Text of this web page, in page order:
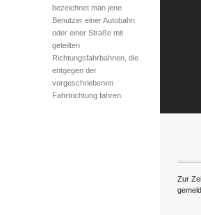
bezeichnet man jene
Benutzer einer Autobahn
oder einer Straße mit
geteilten
Richtungsfahrbahnen, die
entgegen der
vorgeschriebenen
Fahrtrichtung fahren.
Zur